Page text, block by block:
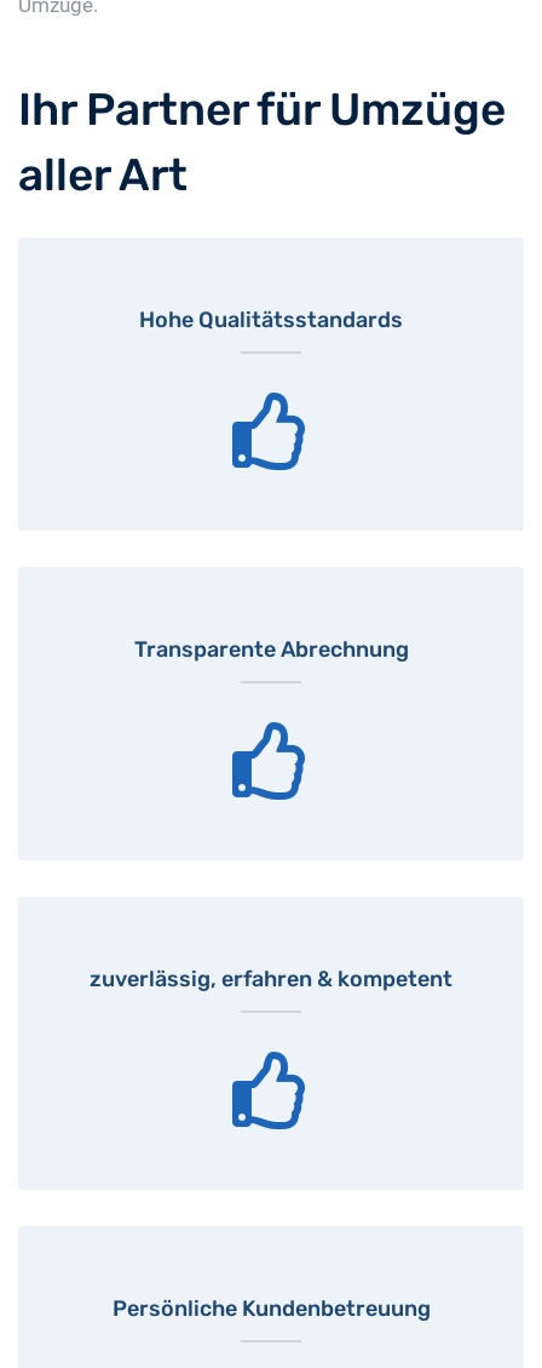
Umzüge.
Ihr Partner für Umzüge
aller Art
Hohe Qualitätsstandards
Transparente Abrechnung
zuverlässig, erfahren & kompetent
Persönliche Kundenbetreuung